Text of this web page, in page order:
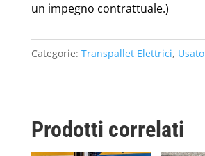
un impegno contrattuale.)
Categorie: Transpallet Elettrici, Usato
Prodotti correlati